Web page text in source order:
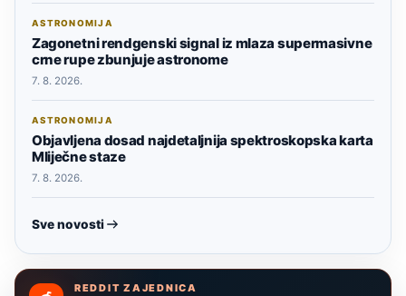
ASTRONOMIJA
Zagonetni rendgenski signal iz mlaza supermasivne
crne rupe zbunjuje astronome
7. 8. 2026.
ASTRONOMIJA
Objavljena dosad najdetaljnija spektroskopska karta
Mliječne staze
7. 8. 2026.
Sve novosti
REDDIT ZAJEDNICA